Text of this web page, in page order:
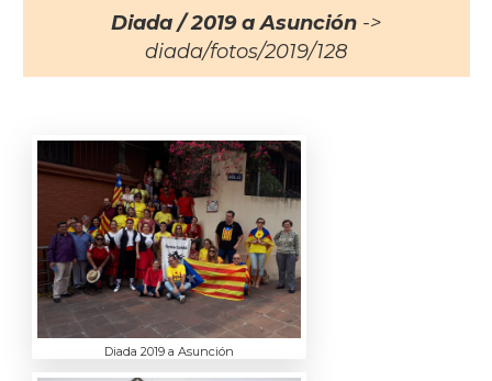
Diada / 2019 a Asunción ->
diada/fotos/2019/128
Diada 2019 a Asunción